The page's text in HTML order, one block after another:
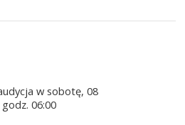
w sobotę, 08
06:00